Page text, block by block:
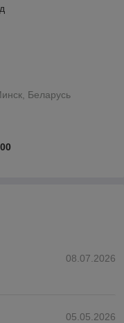
Беларусь
08.07.2026
05.05.2026